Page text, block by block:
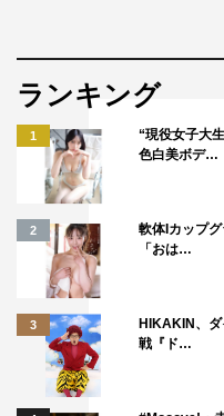
ランキング
1
“現役女子大
色白美ボデ…
2
軟体Iカップ
「おは…
3
HIKAKIN、
戦『ド…